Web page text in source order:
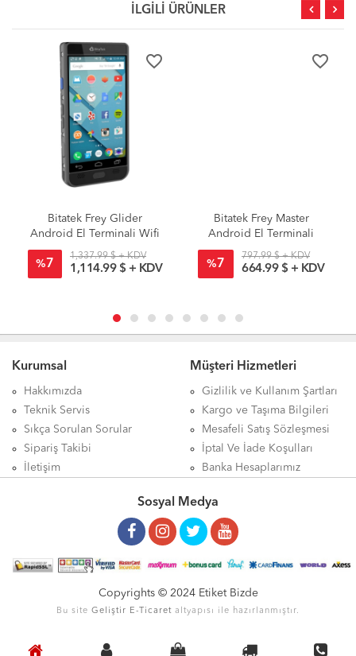
İLGİLİ ÜRÜNLER
favorite_border
Bitatek Frey Glider
Android El Terminali Wifi
+ Bluetooth + 4G LTE +
GPS
% 7
1,337.99 $ + KDV
1,114.99 $ + KDV
favorite_border
Bitatek Frey Master
Android El Terminali
% 7
797.99 $ + KDV
664.99 $ + KDV
Kurumsal
Hakkımızda
Teknik Servis
Sıkça Sorulan Sorular
Sipariş Takibi
İletişim
Müşteri Hizmetleri
Gizlilik ve Kullanım Şartları
Kargo ve Taşıma Bilgileri
Mesafeli Satış Sözleşmesi
İptal Ve İade Koşulları
Banka Hesaplarımız
Sosyal Medya
Copyrights © 2024 Etiket Bizde
Bu site Geliştir E-Ticaret altyapısı ile hazırlanmıştır.